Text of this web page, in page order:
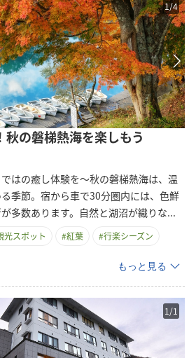
1/4
の磐梯熱海を楽しもう
はの癒し体験を～秋の磐梯熱海は、温
季節。宿から車で30分圏内には、色鮮
多数あります。自然と湖沼が織り な...
光スポット #紅葉 #行楽シーズン
もっと見る
1 /1